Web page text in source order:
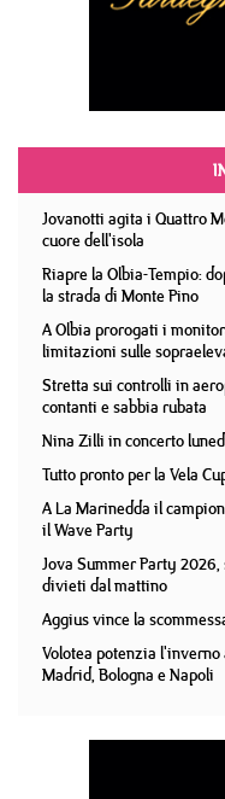
Jovanotti agita i Quattro
cuore dell'isola
Riapre la Olbia-Tempio:
la strada di Monte Pino
A Olbia prorogati i
limitazioni sulle
Stretta sui controlli in
contanti e sabbia rubata
Nina Zilli in concerto
Tutto pronto per la Vela
A La Marinedda il
il Wave Party
Jova Summer Party
divieti dal mattino
Aggius vince la
Volotea potenzia
Madrid, Bologna e Napoli